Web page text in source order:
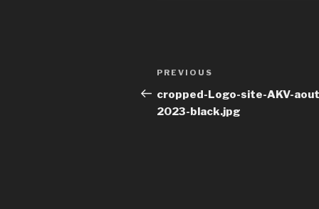
Post
navigation
Previous
Post
PREVIOUS
cropped-Logo-site-AKV-
2023-black.jpg